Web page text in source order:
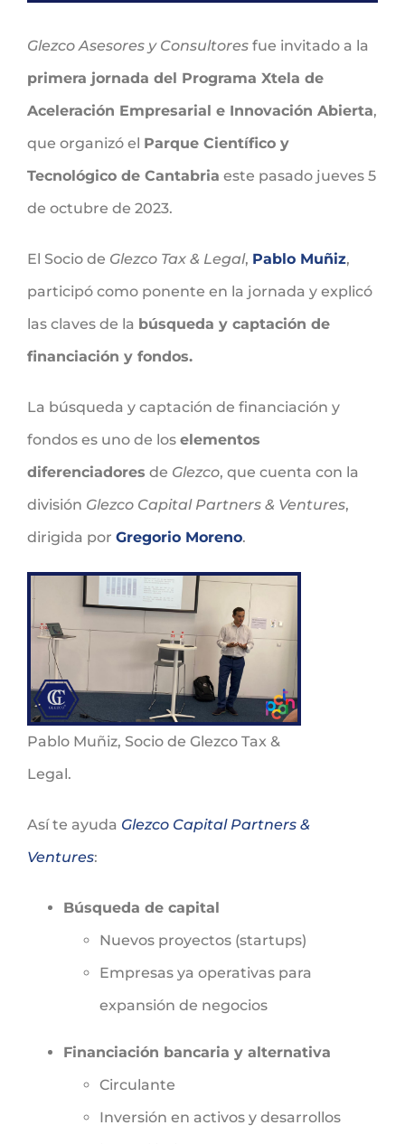
Glezco Asesores y Consultores fue invitado a la
primera jornada del Programa Xtela de
Aceleración Empresarial e Innovación Abierta,
que organizó el Parque Científico y
Tecnológico de Cantabria este pasado jueves 5
de octubre de 2023.
El Socio de Glezco Tax & Legal, Pablo Muñiz,
participó como ponente en la jornada y explicó
las claves de la búsqueda y captación de
financiación y fondos.
La búsqueda y captación de financiación y
fondos es uno de los elementos
diferenciadores de Glezco, que cuenta con la
división Glezco Capital Partners & Ventures,
dirigida por Gregorio Moreno.
Pablo Muñiz, Socio de Glezco Tax &
Legal.
Así te ayuda Glezco Capital Partners &
Ventures:
Búsqueda de capital
Nuevos proyectos (startups)
Empresas ya operativas para
expansión de negocios
Financiación bancaria y alternativa
Circulante
Inversión en activos y desarrollos